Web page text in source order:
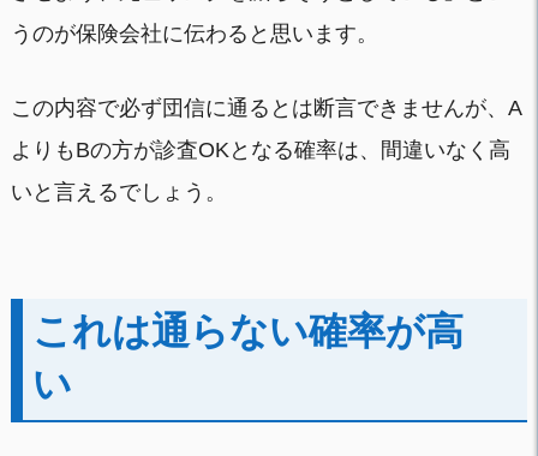
うのが保険会社に伝わると思います。
この内容で必ず団信に通るとは断言できませんが、A
よりもBの方が診査OKとなる確率は、間違いなく高
いと言えるでしょう。
これは通らない確率が高
い